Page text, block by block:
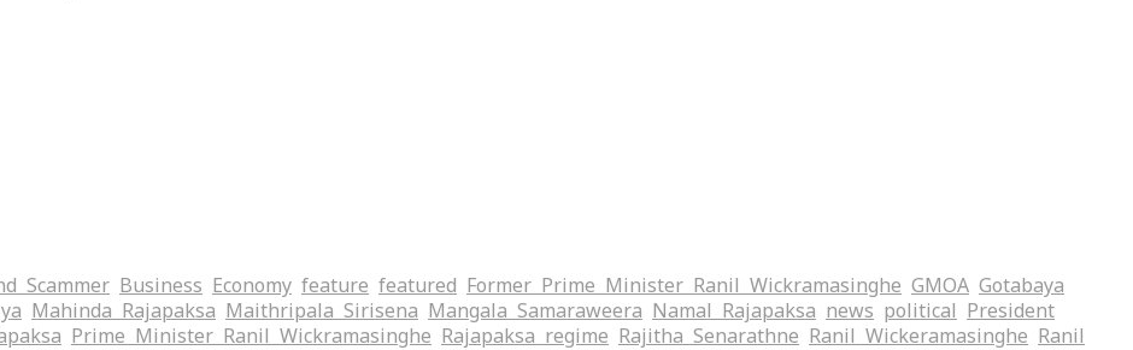
Scammer Business Economy feature featured Former Prime Minister Ranil Wickramasinghe GMOA Gotabaya
Mahinda Rajapaksa Maithripala Sirisena Mangala Samaraweera Namal Rajapaksa news political President
Prime Minister Ranil Wickramasinghe Rajapaksa regime Rajitha Senarathne Ranil Wickeramasinghe Ranil